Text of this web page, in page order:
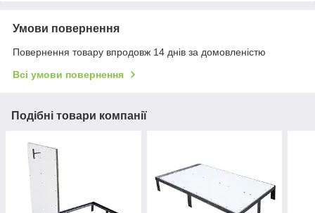
Умови повернення
Повернення товару впродовж 14 днів за домовленістю
Всі умови повернення
Подібні товари компанії